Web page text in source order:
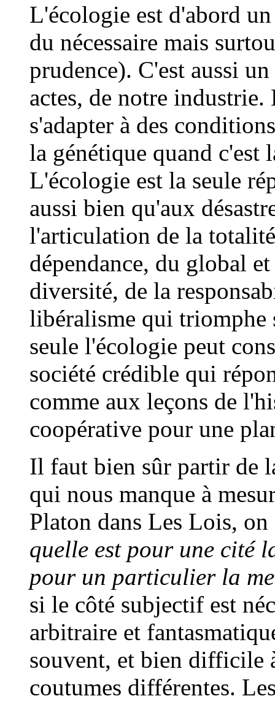
L'écologie est d'abord
du nécessaire mais
prudence). C'est aussi
actes, de notre
s'adapter à des
la génétique quand c'est
L'écologie est la seule
aussi bien qu'aux
l'articulation de la
dépendance, du global
diversité, de la
libéralisme qui
seule l'écologie peut
société crédible qui
comme aux leçons de
coopérative pour une
Il faut bien sûr partir de
qui nous manque à
Platon dans Les Lois,
quelle est pour une cité
pour un particulier la
si le côté subjectif est
arbitraire et
souvent, et bien difficile
coutumes différentes.